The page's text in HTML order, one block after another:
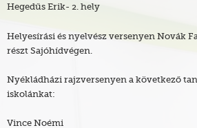
Hegedűs Erik- 2. hely
Helyesírási és nyelvész versenyen Novák
részt Sajóhídvégen.
Nyékládházi rajzversenyen a következő
iskolánkat:
Vince Noémi